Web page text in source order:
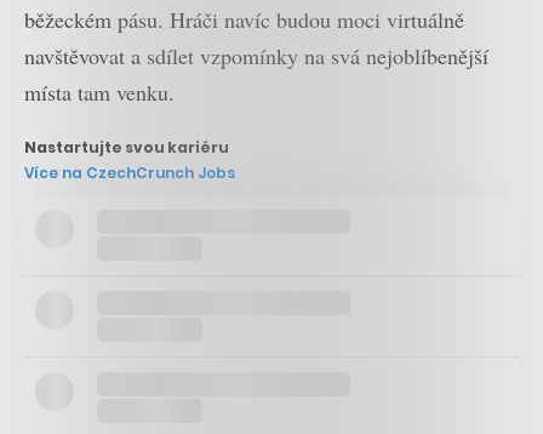
běžeckém pásu. Hráči navíc budou moci virtuálně
navštěvovat a sdílet vzpomínky na svá nejoblíbenější
místa tam venku.
Nastartujte svou kariéru
Více na CzechCrunch Jobs